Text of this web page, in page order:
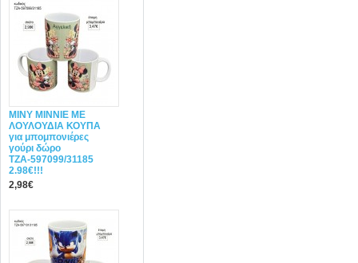
ΜΙΝΥ MINNIE ΜΕ
ΛΟΥΛΟΥΔΙΑ ΚΟΥΠΑ
για μπομπονιέρες
γούρι δώρο
ΤΖΑ-597099/31185
2.98€!!!
2,98€